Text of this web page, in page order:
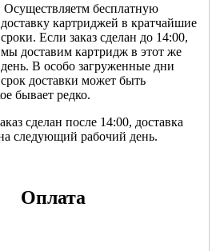
Осуществляетм бесплатную
доставку картриджей в кратчайшие
сроки. Если заказ сделан до 14:00,
мы доставим картридж в этот же
день. В особо загруженные дни
срок доставки может быть
бывает редко.
сделан после 14:00, доставка
следующий рабочий день.
Оплата